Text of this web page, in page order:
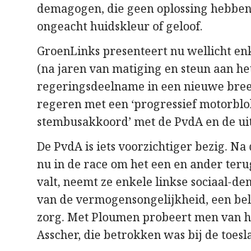
demagogen, die geen oplossing
ongeacht huidskleur of geloof.
GroenLinks presenteert nu wellicht
(na jaren van matiging en steun aan
regeringsdeelname in een nieuwe
regeren met een ‘progressief
stembusakkoord’ met de PvdA en de
De PvdA is iets voorzichtiger bezig.
nu in de race om het een en ander
valt, neemt ze enkele linkse sociaal-
van de vermogensongelijkheid, een
zorg. Met Ploumen probeert men van
Asscher, die betrokken was bij de